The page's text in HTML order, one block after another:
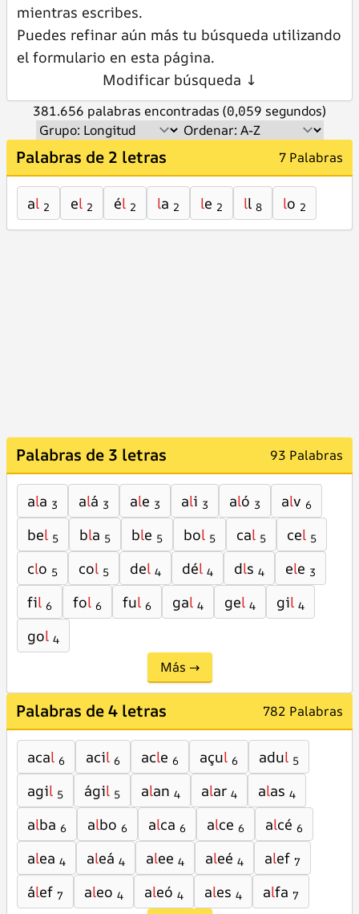
mientras escribes.
Puedes refinar aún más tu búsqueda utilizando
el formulario en esta página.
Modificar búsqueda ↓
381.656 palabras encontradas (0,059 segundos)
Palabras de 2 letras 7 Palabras
al 2 el 2 él 2 la 2 le 2 ll 8 lo 2
Palabras de 3 letras 93 Palabras
ala 3 alá 3 ale 3 ali 3 aló 3 alv 6
bel 5 bla 5 ble 5 bol 5 cal 5 cel 5
clo 5 col 5 del 4 dél 4 dls 4 ele 3
fil 6 fol 6 ful 6 gal 4 gel 4 gil 4
gol 4
Más →
Palabras de 4 letras 782 Palabras
acal 6 acil 6 acle 6 açul 6 adul 5
agil 5 ágil 5 alan 4 alar 4 alas 4
alba 6 albo 6 alca 6 alce 6 alcé 6
alea 4 aleá 4 alee 4 aleé 4 alef 7
álef 7 aleo 4 aleó 4 ales 4 alfa 7